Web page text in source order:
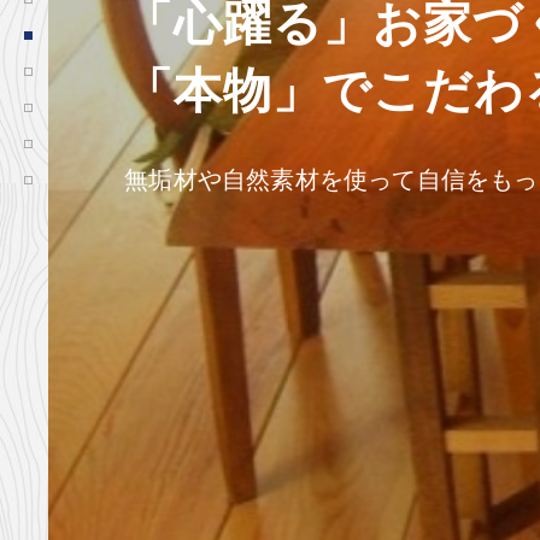
「心躍る」お家
「本物」でこだ
無垢材や自然素材を使って自信をも